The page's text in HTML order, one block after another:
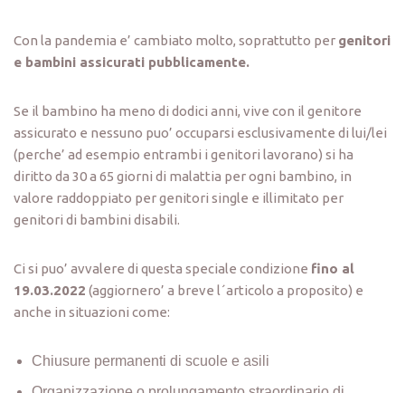
Con la pandemia e’ cambiato molto, soprattutto per genitori
e bambini assicurati pubblicamente.
Se il bambino ha meno di dodici anni, vive con il genitore
assicurato e nessuno puo’ occuparsi esclusivamente di lui/lei
(perche’ ad esempio entrambi i genitori lavorano) si ha
diritto da 30 a 65 giorni di malattia per ogni bambino, in
valore raddoppiato per genitori single e illimitato per
genitori di bambini disabili.
Ci si puo’ avvalere di questa speciale condizione fino al
19.03.2022 (aggiornero’ a breve l´articolo a proposito) e
anche in situazioni come:
Chiusure permanenti di scuole e asili